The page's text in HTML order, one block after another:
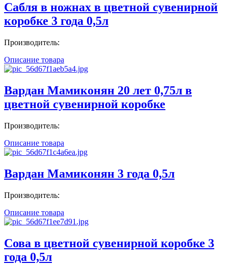
Сабля в ножнах в цветной сувенирной
коробке 3 года 0,5л
Производитель:
Описание товара
Вардан Мамиконян 20 лет 0,75л в
цветной сувенирной коробке
Производитель:
Описание товара
Вардан Мамиконян 3 года 0,5л
Производитель:
Описание товара
Сова в цветной сувенирной коробке 3
года 0,5л